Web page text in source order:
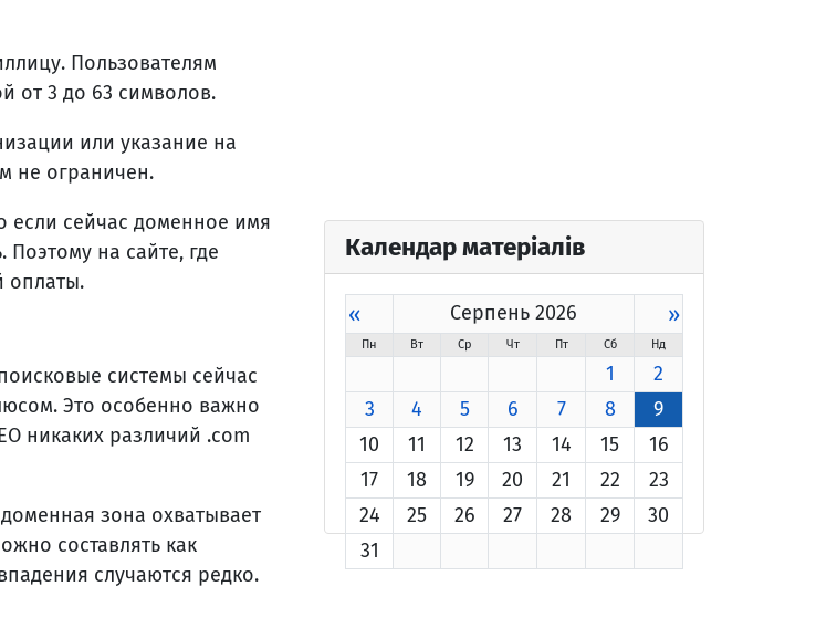
Пользователям
от 3 до 63 символов.
или указание на
не ограничен.
если сейчас доменное имя
Поэтому на сайте, где
оплаты.
системы сейчас
Это особенно важно
никаких различий .com
зона охватывает
составлять как
случаются редко.
Календар матеріалів
« Серпень 2026 »
Пн Вт Ср Чт Пт Сб Нд
1
2
3
4 5 6 7 8
9
10
11 12 13 14 15
16
17
18 19 20 21 22
23
24
25 26 27 28 29
30
31